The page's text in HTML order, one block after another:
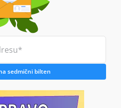
sedmični bilten